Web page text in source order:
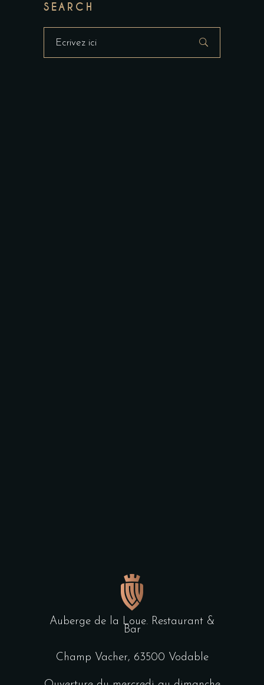
SEARCH
Auberge de la Loue. Restaurant &
Bar
Champ Vacher, 63500 Vodable